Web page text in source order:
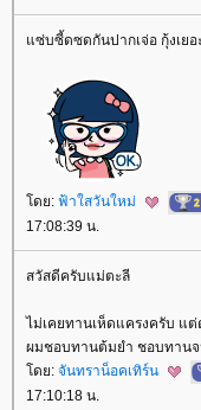
ซ่บซี้ดซดกันปากเจ่อ กุ้งเยอ
ดย: ฟ้าใสวันใหม่
17:08:39 น.
สวัสดีครับแม่ตะลี
ไม่เคยทานเห็ดแครงครับ แ
ผมชอบทานต้มยำ ชอบทานจ
ดย: จันทราน็อคเทิร์น
17:10:18 น.